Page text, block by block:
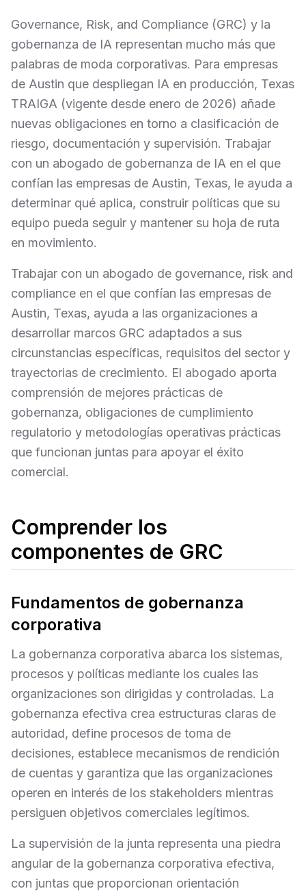
Governance, Risk, and Compliance (GRC) y la
gobernanza de IA representan mucho más que
palabras de moda corporativas. Para empresas
de Austin que despliegan IA en producción, Texas
TRAIGA (vigente desde enero de 2026) añade
nuevas obligaciones en torno a clasificación de
riesgo, documentación y supervisión. Trabajar
con un abogado de gobernanza de IA en el que
confían las empresas de Austin, Texas, le ayuda a
determinar qué aplica, construir políticas que su
equipo pueda seguir y mantener su hoja de ruta
en movimiento.
Trabajar con un abogado de governance, risk and
compliance en el que confían las empresas de
Austin, Texas, ayuda a las organizaciones a
desarrollar marcos GRC adaptados a sus
circunstancias específicas, requisitos del sector y
trayectorias de crecimiento. El abogado aporta
comprensión de mejores prácticas de
gobernanza, obligaciones de cumplimiento
regulatorio y metodologías operativas prácticas
que funcionan juntas para apoyar el éxito
comercial.
Comprender los
componentes de GRC
Fundamentos de gobernanza
corporativa
La gobernanza corporativa abarca los sistemas,
procesos y políticas mediante los cuales las
organizaciones son dirigidas y controladas. La
gobernanza efectiva crea estructuras claras de
autoridad, define procesos de toma de
decisiones, establece mecanismos de rendición
de cuentas y garantiza que las organizaciones
operen en interés de los stakeholders mientras
persiguen objetivos comerciales legítimos.
La supervisión de la junta representa una piedra
angular de la gobernanza corporativa efectiva,
con juntas que proporcionan orientación